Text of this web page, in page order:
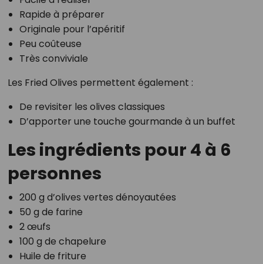
Rapide à préparer
Originale pour l’apéritif
Peu coûteuse
Très conviviale
Les Fried Olives permettent également :
De revisiter les olives classiques
D’apporter une touche gourmande à un buffet
Les ingrédients pour 4 à 6
personnes
200 g d’olives vertes dénoyautées
50 g de farine
2 œufs
100 g de chapelure
Huile de friture